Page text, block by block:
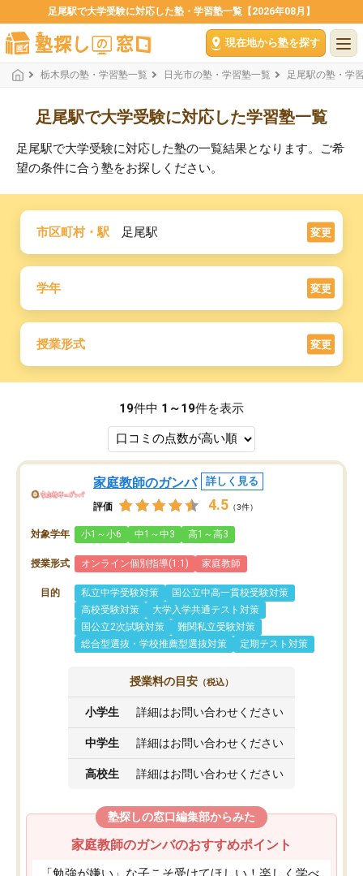
足尾駅で大学受験に対応した塾・学習塾一覧【2026年08月】
現在地から塾を探す
栃木県の塾・学習塾一覧 日光市の塾・学習塾一覧 足尾駅の塾・学
足尾駅で大学受験に対応した学習塾一覧
足尾駅で大学受験に対応した塾の一覧結果となります。ご希
望の条件に合う塾をお探しください。
市区町村・駅 足尾駅 変更
学年 変更
授業形式 変更
19件中 1～19件を表示
家庭教師のガンバ 詳しく見る
評価 4.5 （3件）
対象学年 小1～小6 中1～中3 高1～高3
授業形式 オンライン個別指導(1:1) 家庭教師
目的 私立中学受験対策
国公立中高一貫校受験対策
高校受験対策
大学入学共通テスト対策
国公立2次試験対策
難関私立受験対策
総合型選抜・学校推薦型選抜対策
定期テスト対策
授業料の目安 （税込）
小学生 詳細はお問い合わせください
中学生 詳細はお問い合わせください
高校生 詳細はお問い合わせください
塾探しの窓口編集部からみた
家庭教師のガンバのおすすめポイント